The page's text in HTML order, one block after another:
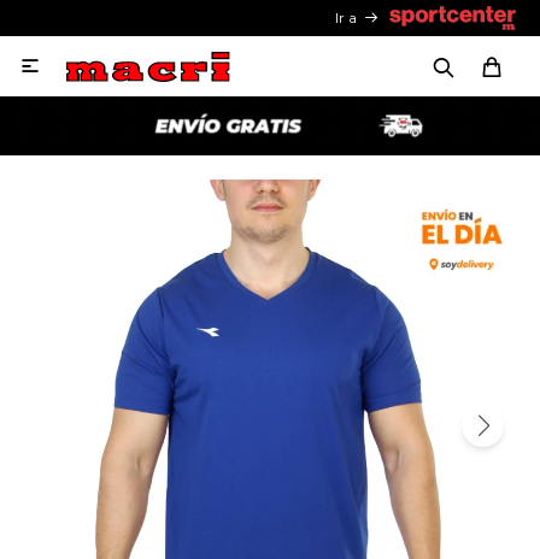
Ir a
